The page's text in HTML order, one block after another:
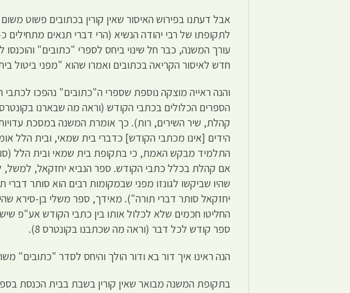
אבל דעתנו בפירוש האיסור שאין קורין בכתובים פשוט
עורך המשנה, כבר חל שינוי ביחס לספרי "כתובים"
חדש לאיסור הקריאה בכתובים ואמרו שהוא "מפני ביטול
והנה ראייה מוצקה נוספת שספרי ה"כתובים" נהפכו לכתבי
קהלת, שיר השירים, רות). כך אומרת המשנה במסכת
הידים [אינו מכתבי הקודש] כדברי בית שמאי, ובית הלל
אם קהלת בכלל כתבי הקודש. ספר הנביא יחזקאל, למשל,
שהיו שביקשו לגונזו מפני שבמקומות רבים הוא סותר
יחזקאל סותר דברי תורה"). מאידך, ספר משלי בן-סירא
החליטו חכמים שלא לכלול אותו בין כתבי הקודש אע"פ
ספר קודש לכל דבר (וראה מה שכתבנו בקונטרס 8).
הנה ראינו איך דור בא ודור הולך והיחס לסדר "כתובים"
בתקופת המשנה מבואר שאין קורין בשבת בבית הכנסת